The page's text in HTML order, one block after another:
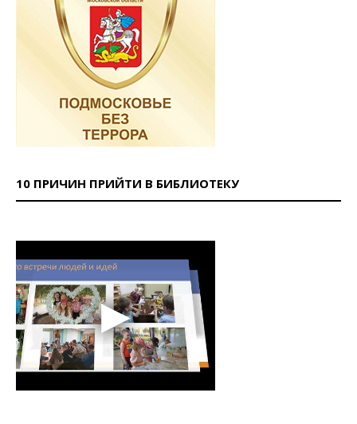
10 ПРИЧИН ПРИЙТИ В БИБЛИОТЕКУ